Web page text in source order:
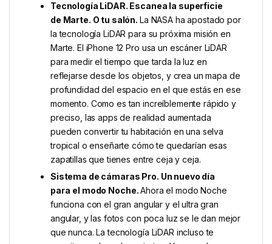
Tecnología LiDAR. Escanea la superficie
de Marte. O tu salón. La NASA ha apostado por
la tecnología LiDAR para su próxima misión en
Marte. El iPhone 12 Pro usa un escáner LiDAR
para medir el tiempo que tarda la luz en
reflejarse desde los objetos, y crea un mapa de
profundidad del espacio en el que estás en ese
momento. Como es tan increíblemente rápido y
preciso, las apps de realidad aumentada
pueden convertir tu habitación en una selva
tropical o enseñarte cómo te quedarían esas
zapatillas que tienes entre ceja y ceja.
Sistema de cámaras Pro. Un nuevo día
para el modo Noche.Ahora el modo Noche
funciona con el gran angular y el ultra gran
angular, y las fotos con poca luz se le dan mejor
que nunca. La tecnología LiDAR incluso te